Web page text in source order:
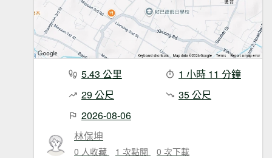
5.43 公里
1 小時 11 分鐘
29 公尺
35 公尺
2026-08-06
林保坤
0 人收藏 1 次點閱 0 次下載